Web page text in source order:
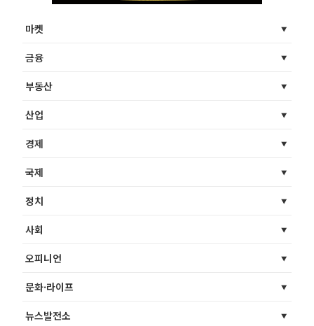
마켓
금융
부동산
산업
경제
국제
정치
사회
오피니언
문화·라이프
뉴스발전소